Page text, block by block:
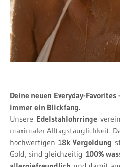
Deine neuen Everyday-
immer ein Blickfang.
Unsere Edelstahlohrringe
maximaler Alltagstauglichkeit.
hochwertigen 18k Vergoldung
Gold, sind gleichzeitig 100%